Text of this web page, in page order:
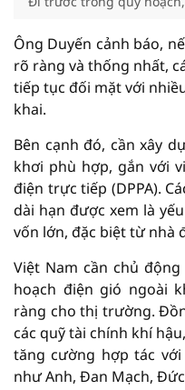
Ông Duyến cảnh báo,
rõ ràng và thống nhất,
tiếp tục đối mặt với
khai.
Bên cạnh đó, cần xây
khơi phù hợp, gắn với
điện trực tiếp (DPPA).
dài hạn được xem là
vốn lớn, đặc biệt từ nhà
Việt Nam cần chủ
hoạch điện gió ngoài
ràng cho thị trường.
các quỹ tài chính khí
tăng cường hợp tác
như Anh, Đan Mạch,